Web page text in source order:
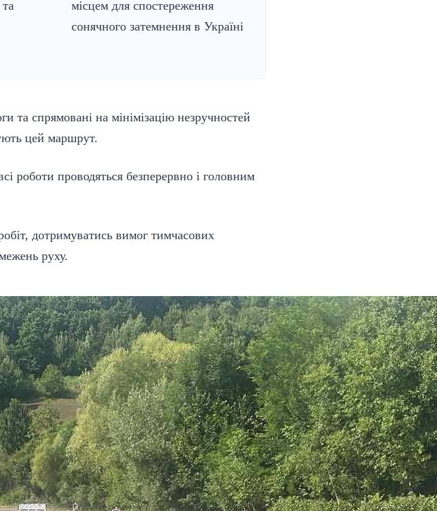
місцем для спостереження
сонячного затемнення в Україні
та спрямовані на мінімізацію незручностей
цей маршрут.
роботи проводяться безперервно і головним
дотримуватись вимог тимчасових
руху.